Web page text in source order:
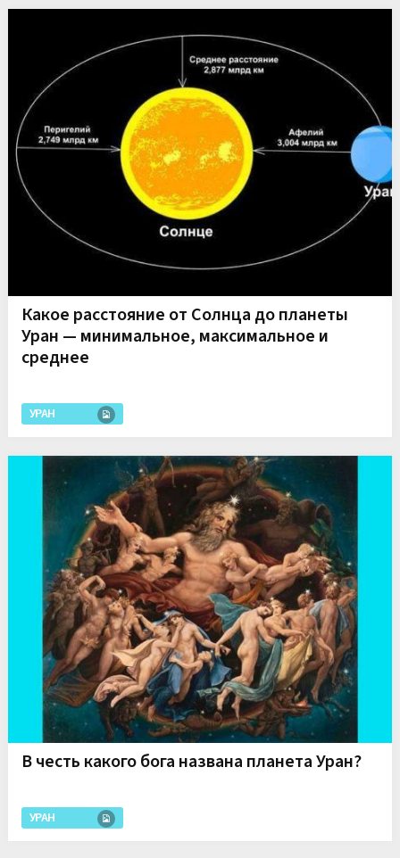
Какое расстояние от Солнца до планеты
Уран — минимальное, максимальное и
среднее
УРАН
В честь какого бога названа планета Уран?
УРАН